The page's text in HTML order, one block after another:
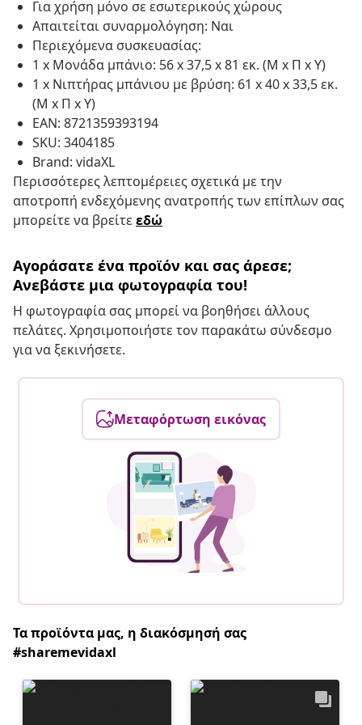
Για χρήση μόνο σε εσωτερικούς χώρους
Απαιτείται συναρμολόγηση: Ναι
Περιεχόμενα συσκευασίας:
1 x Μονάδα μπάνιο: 56 x 37,5 x 81 εκ. (Μ x Π x Υ)
1 x Νιπτήρας μπάνιου με βρύση: 61 x 40 x 33,5 εκ.
(Μ x Π x Υ)
EAN: 8721359393194
SKU: 3404185
Brand: vidaXL
Περισσότερες λεπτομέρειες σχετικά με την
αποτροπή ενδεχόμενης ανατροπής των επίπλων σας
μπορείτε να βρείτεεδώ
Αγοράσατε ένα προϊόν και σας άρεσε;
Ανεβάστε μια φωτογραφία του!
Η φωτογραφία σας μπορεί να βοηθήσει άλλους
πελάτες. Χρησιμοποιήστε τον παρακάτω σύνδεσμο
για να ξεκινήσετε.
Μεταφόρτωση εικόνας
Τα προϊόντα μας, η διακόσμησή σας
#sharemevidaxl